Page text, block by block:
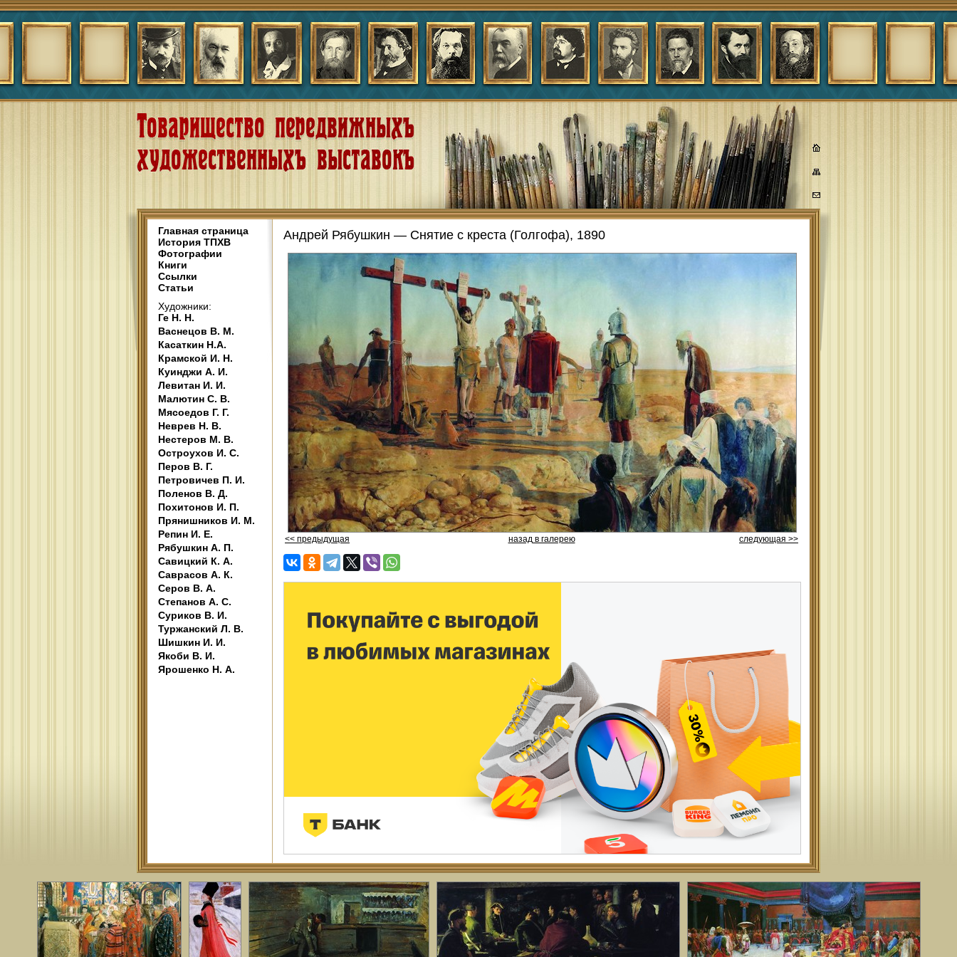
Главная страница
История ТПХВ
Фотографии
Книги
Ссылки
Статьи
Художники:
Ге Н. Н.
Васнецов В. М.
Касаткин Н.А.
Крамской И. Н.
Куинджи А. И.
Левитан И. И.
Малютин С. В.
Мясоедов Г. Г.
Неврев Н. В.
Нестеров М. В.
Остроухов И. С.
Перов В. Г.
Петровичев П. И.
Поленов В. Д.
Похитонов И. П.
Прянишников И. М.
Репин И. Е.
Рябушкин А. П.
Савицкий К. А.
Саврасов А. К.
Серов В. А.
Степанов А. С.
Суриков В. И.
Туржанский Л. В.
Шишкин И. И.
Якоби В. И.
Ярошенко Н. А.
Андрей Рябушкин — Снятие с креста (Голгофа), 1890
<< предыдущая назад в галерею следующая >>